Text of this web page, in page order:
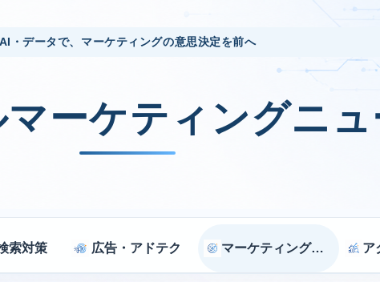
AI・データで、マーケティングの意思決定を前へ
ーケティングニュ
索対策 広告・アドテク マーケティング戦略